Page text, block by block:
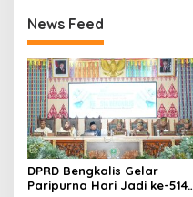
News Feed
DPRD Bengkalis Gelar
Paripurna Hari Jadi ke-514